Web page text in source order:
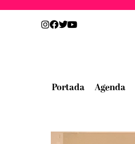
Portada Agenda